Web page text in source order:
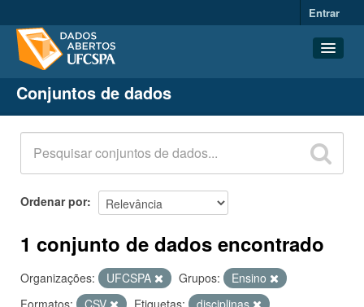
Entrar
Conjuntos de dados
Organizações
Grupos
Sobre
Conjuntos de dados
Ordenar por
1 conjunto de dados encontrado
Organizações: UFCSPA Grupos:
Ensino
Formatos:
CSV Etiquetas:
disciplinas